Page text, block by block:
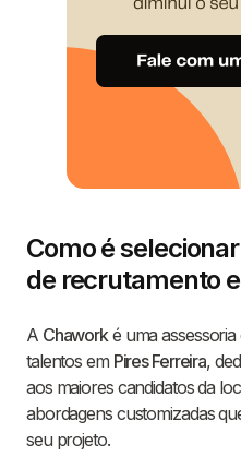
Como é
de recrutamento
A Chaworké uma
talentos em Pires Ferreira,
aos maiores candidatos da
abordagens customizadas
seu projeto.